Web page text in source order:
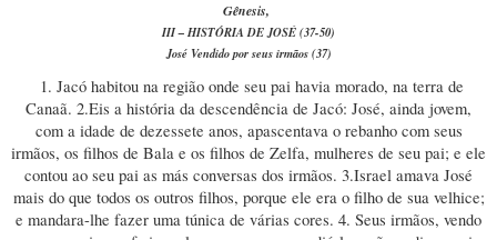
Gênesis,
III – HISTÓRIA DE JOSÉ (37-50)
José Vendido por seus irmãos (37)
1. Jacó habitou na região onde seu pai havia morado, na terra de
Canaã. 2.Eis a história da descendência de Jacó: José, ainda jovem,
com a idade de dezessete anos, apascentava o rebanho com seus
irmãos, os filhos de Bala e os filhos de Zelfa, mulheres de seu pai; e ele
contou ao seu pai as más conversas dos irmãos. 3.Israel amava José
mais do que todos os outros filhos, porque ele era o filho de sua velhice;
e mandara-lhe fazer uma túnica de várias cores. 4. Seus irmãos, vendo